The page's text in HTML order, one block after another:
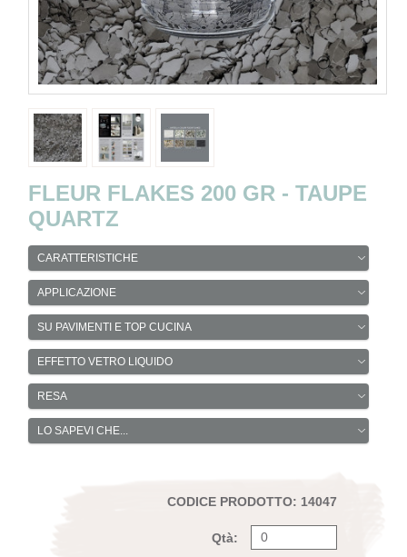
FLEUR FLAKES 200 GR - TAUPE
QUARTZ
CARATTERISTICHE
APPLICAZIONE
SU PAVIMENTI E TOP CUCINA
EFFETTO VETRO LIQUIDO
RESA
LO SAPEVI CHE...
CODICE PRODOTTO: 14047
Qtà: